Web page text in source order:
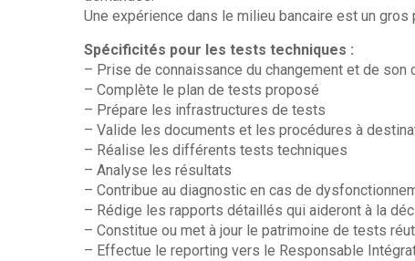
Une expérience dans le milieu bancaire est un gros
Spécificités pour les tests techniques :
– Prise de connaissance du changement et de son
– Complète le plan de tests proposé
– Prépare les infrastructures de tests
– Valide les documents et les procédures à
– Réalise les différents tests techniques
– Analyse les résultats
– Contribue au diagnostic en cas de
– Rédige les rapports détaillés qui aideront à la
– Constitue ou met à jour le patrimoine de tests
– Effectue le reporting vers le Responsable